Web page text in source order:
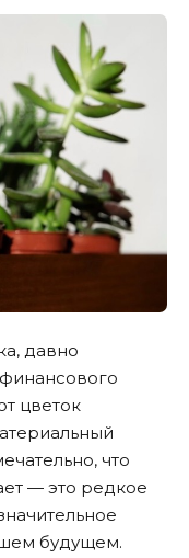
давно
цветок
что
— это редкое
будущем.